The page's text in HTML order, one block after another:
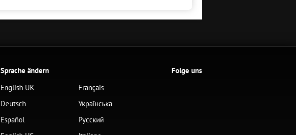
Sprache ändern
English UK
Deutsch
Español
Français
Українська
Русский
Folge uns